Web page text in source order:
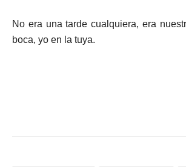
No era una tarde cualquiera, era
boca, yo en la tuya.